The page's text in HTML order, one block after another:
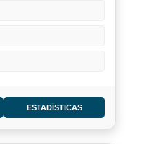
ESTADÍSTICAS